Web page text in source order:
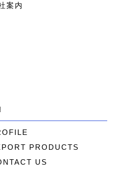
案内
PRODUCTS
US